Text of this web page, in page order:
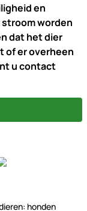
en
worden
dat het dier
of er overheen
u contact
honden